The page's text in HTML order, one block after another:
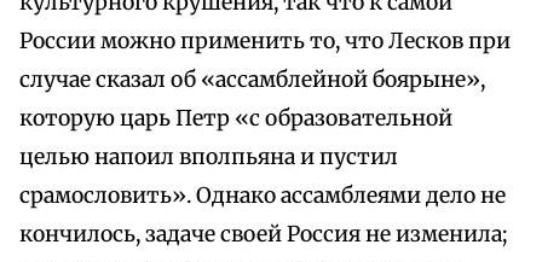
России можно применить то, что Лесков при
случае сказал об «ассамблейной боярыне»,
которую царь Петр «с образовательной
целью напоил вполпьяна и пустил
срамословить». Однако ассамблеями дело не
кончилось, задаче своей Россия не изменила;